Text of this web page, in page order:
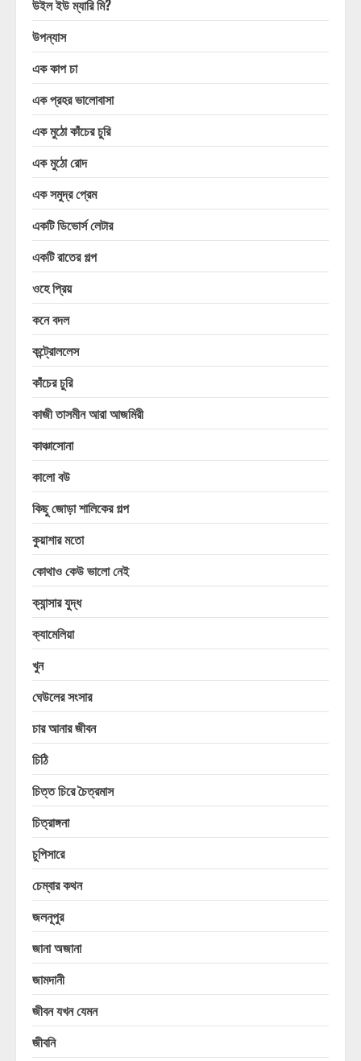
উইল ইউ ম্যারি মি?
উপন্যাস
এক কাপ চা
এক প্রহর ভালোবাসা
এক মুঠো কাঁচের চুরি
এক মুঠো রোদ
এক সমুদ্র প্রেম
একটি ডিভোর্স লেটার
একটি রাতের গল্প
ওহে প্রিয়
কনে বদল
কন্ট্রোললেস
কাঁচের চুরি
কাজী তাসমীন আরা আজমিরী
কাঞ্চাসোনা
কালো বউ
কিছু জোড়া শালিকের গল্প
কুয়াশার মতো
কোথাও কেউ ভালো নেই
ক্যান্সার যুদ্ধ
ক্যামেলিয়া
খুন
ঘেউলের সংসার
চার আনার জীবন
চিঠি
চিত্ত চিরে চৈত্রমাস
চিত্রাঙ্গনা
চুপিসারে
চেম্বার কথন
জলনূপুর
জানা অজানা
জামদানী
জীবন যখন যেমন
জীবনি